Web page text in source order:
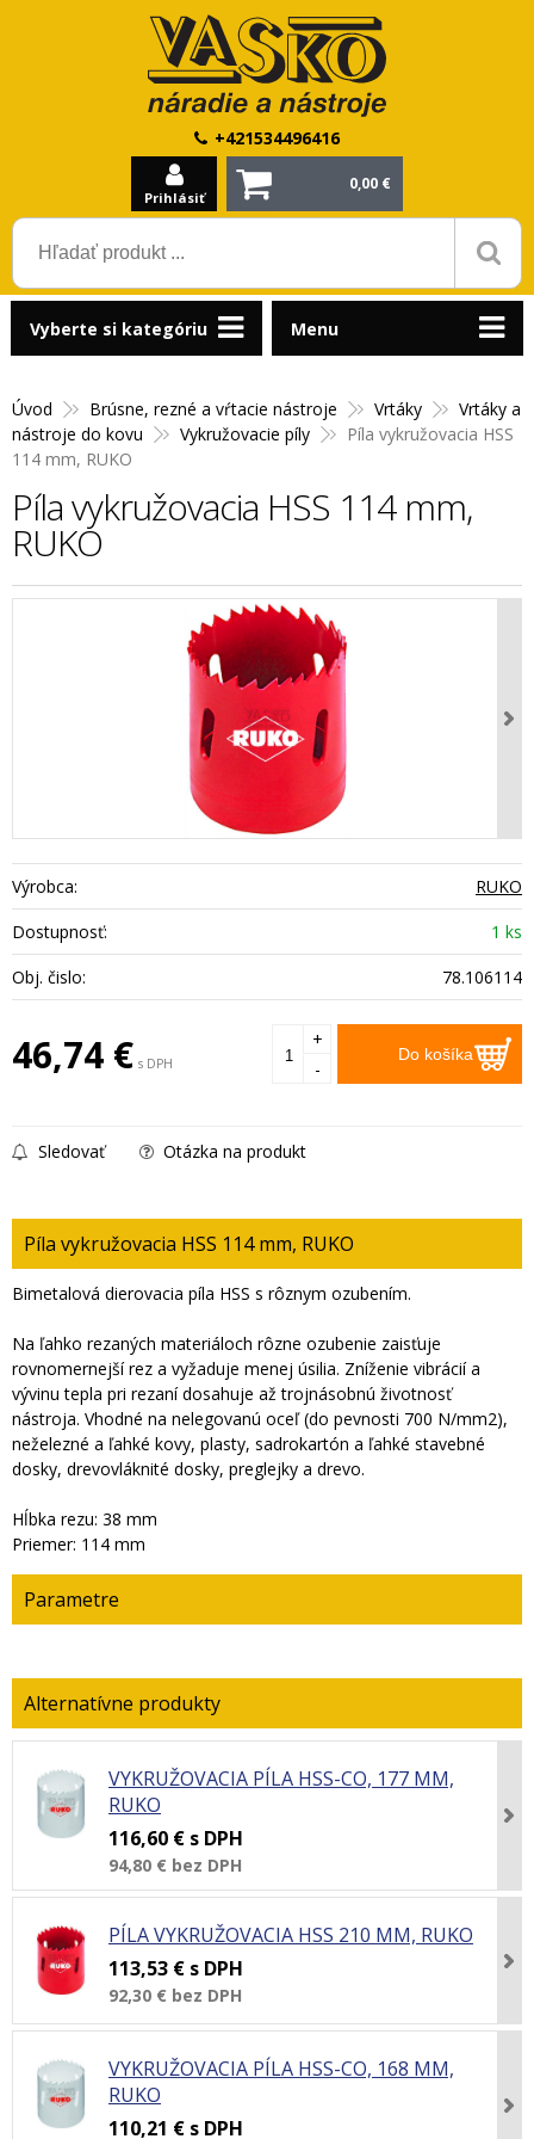
+421534496416
Prihlásiť
0,00 €
Úvod Brúsne, rezné a vŕtacie nástroje Vrtáky
Vrtáky a
nástroje do kovu
Vykružovacie píly
Píla vykružovacia HSS
114 mm, RUKO
Píla vykružovacia HSS 114 mm,
RUKO
Výrobca:
RUKO
Dostupnosť:
1 ks
Obj. čislo:
78.106114
46,74 € s DPH Do košíka
+
-
Sledovať Otázka na produkt
Píla vykružovacia HSS 114 mm, RUKO
Bimetalová dierovacia píla HSS s rôznym ozubením.
Na ľahko rezaných materiáloch rôzne ozubenie zaisťuje
rovnomernejší rez a vyžaduje menej úsilia. Zníženie vibrácií a
vývinu tepla pri rezaní dosahuje až trojnásobnú životnosť
nástroja. Vhodné na nelegovanú oceľ (do pevnosti 700 N/mm2),
neželezné a ľahké kovy, plasty, sadrokartón a ľahké stavebné
dosky, drevovláknité dosky, preglejky a drevo.
Hĺbka rezu: 38 mm
Priemer: 114 mm
Parametre
VYKRUŽOVACIA PÍLA HSS-CO, 177 MM,
RUKO
116,60 € s DPH
94,80 € bez DPH
PÍLA VYKRUŽOVACIA HSS 210 MM, RUKO
113,53 € s DPH
92,30 € bez DPH
VYKRUŽOVACIA PÍLA HSS-CO, 168 MM,
RUKO
110,21 € s DPH
Vyberte si kategóriu Menu